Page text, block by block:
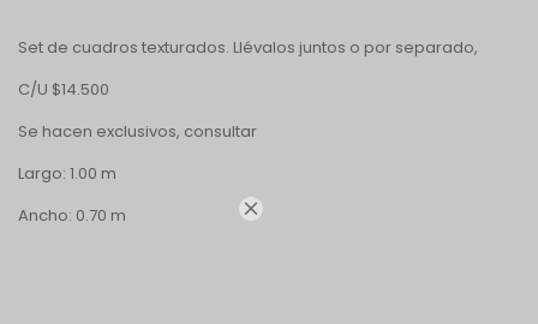

Set de cuadros texturados. Llévalos juntos o por separado,
C/U $14.500
Se hacen exclusivos, consultar
Largo: 1.00 m
Ancho: 0.70 m